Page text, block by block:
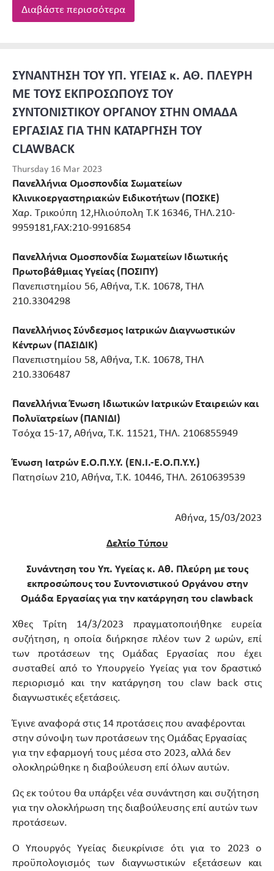
Διαβάστε περισσότερα
ΣΥΝΑΝΤΗΣΗ ΤΟΥ ΥΠ. ΥΓΕΙΑΣ κ. ΑΘ. ΠΛΕΥΡΗ
ΜΕ ΤΟΥΣ ΕΚΠΡΟΣΩΠΟΥΣ ΤΟΥ
ΣΥΝΤΟΝΙΣΤΙΚΟΥ ΟΡΓΑΝΟΥ ΣΤΗΝ ΟΜΑΔΑ
ΕΡΓΑΣΙΑΣ ΓΙΑ ΤΗΝ ΚΑΤΑΡΓΗΣΗ ΤΟΥ
CLAWBACK
Thursday 16 Mar 2023
Πανελλήνια Ομοσπονδία Σωματείων
Κλινικοεργαστηριακών Ειδικοτήτων (ΠΟΣΚΕ)
Χαρ. Τρικούπη 12,Ηλιούπολη Τ.Κ 16346, ΤΗΛ.210-
9959181,FAX:210-9916854
Πανελλήνια Ομοσπονδία Σωματείων Ιδιωτικής
Πρωτοβάθμιας Υγείας (ΠΟΣΙΠΥ)
Πανεπιστημίου 56, Αθήνα, Τ.Κ. 10678, ΤΗΛ
210.3304298
Πανελλήνιος Σύνδεσμος Ιατρικών Διαγνωστικών
Κέντρων (ΠΑΣΙΔΙΚ)
Πανεπιστημίου 58, Αθήνα, Τ.Κ. 10678, ΤΗΛ
210.3306487
Πανελλήνια Ένωση Ιδιωτικών Ιατρικών Εταιρειών και
Πολυϊατρείων (ΠΑΝΙΔΙ)
Τσόχα 15-17, Αθήνα, Τ.Κ. 11521, ΤΗΛ. 2106855949
Ένωση Ιατρών Ε.Ο.Π.Υ.Υ. (ΕΝ.Ι.-Ε.Ο.Π.Υ.Υ.)
Πατησίων 210, Αθήνα, Τ.Κ. 10446, ΤΗΛ. 2610639539
Αθήνα, 15/03/2023
Δελτίο Τύπου
Συνάντηση του Υπ. Υγείας κ. Αθ. Πλεύρη με τους
εκπροσώπους του Συντονιστικού Οργάνου στην
Ομάδα Εργασίας για την κατάργηση του clawback
Χθες Τρίτη 14/3/2023 πραγματοποιήθηκε ευρεία
συζήτηση, η οποία διήρκησε πλέον των 2 ωρών, επί
των προτάσεων της Ομάδας Εργασίας που έχει
συσταθεί από το Υπουργείο Υγείας για τον δραστικό
περιορισμό και την κατάργηση του claw back στις
διαγνωστικές εξετάσεις.
Έγινε αναφορά στις 14 προτάσεις που αναφέρονται
στην σύνοψη των προτάσεων της Ομάδας Εργασίας
για την εφαρμογή τους μέσα στο 2023, αλλά δεν
ολοκληρώθηκε η διαβούλευση επί όλων αυτών.
Ως εκ τούτου θα υπάρξει νέα συνάντηση και συζήτηση
για την ολοκλήρωση της διαβούλευσης επί αυτών των
προτάσεων.
Ο Υπουργός Υγείας διευκρίνισε ότι για το 2023 ο
προϋπολογισμός των διαγνωστικών εξετάσεων και